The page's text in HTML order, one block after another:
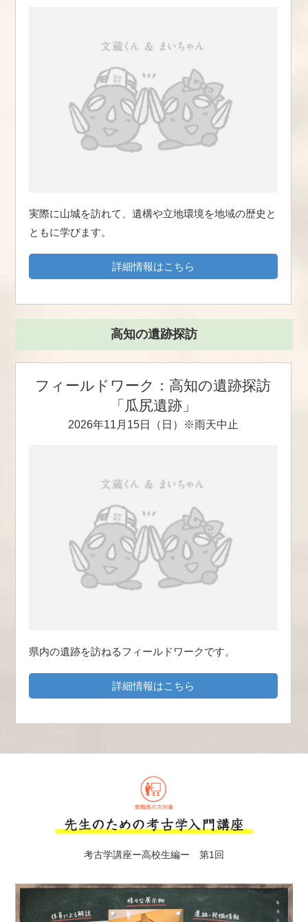
実際に山城を訪れて、遺構や立地環境を地域の歴史と
ともに学びます。
詳細情報はこちら
高知の遺跡探訪
フィールドワーク：高知の遺跡探訪
「瓜尻遺跡」
2026年11月15日（日）※雨天中止
県内の遺跡を訪ねるフィールドワークです。
詳細情報はこちら
考古学講座ー高校生編ー 第1回